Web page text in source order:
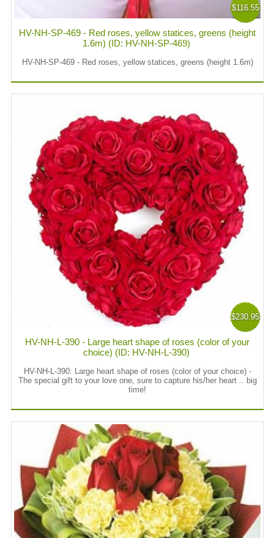
$116.55
HV-NH-SP-469 - Red roses, yellow statices, greens (height
1.6m) (ID: HV-NH-SP-469)
HV-NH-SP-469 - Red roses, yellow statices, greens (height 1.6m)
$230.95
HV-NH-L-390 - Large heart shape of roses (color of your
choice) (ID: HV-NH-L-390)
HV-NH-L-390:
Large heart shape of roses (color of your choice) -
The special gift to your love one, sure to capture his/her heart .. big
time!